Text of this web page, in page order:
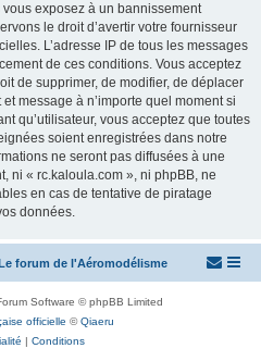
exposez à un bannissement
le droit d’avertir votre fournisseur
L’adresse IP de tous les messages
de ces conditions. Vous acceptez
de supprimer, de modifier, de déplacer
message à n’importe quel moment si
qu’utilisateur, vous acceptez que toutes
soient enregistrées dans notre
ne seront pas diffusées à une
ni « rc.kaloula.com », ni phpBB, ne
en cas de tentative de piratage
données.
forum de l'Aéromodélisme
Software © phpBB Limited
officielle ©Qiaeru
| Conditions